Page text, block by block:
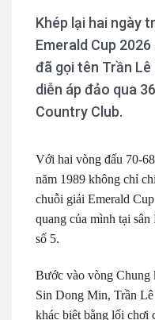
Khép lại hai ngày
Emerald Cup
đã gọi tên Trần
diễn áp đảo qua
Country Club.
Với hai vòng đấu 70-
năm 1989 không chỉ
chuỗi giải Emerald
quang của mình tại
số 5.
Bước vào vòng Chung
Sin Dong Min, Trần
khác biệt bằng lối chơi